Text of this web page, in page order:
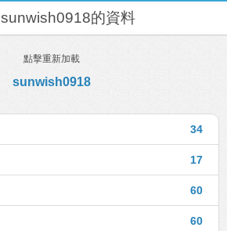
sunwish0918的資料
點擊重新加載
sunwish0918
34
17
60
60